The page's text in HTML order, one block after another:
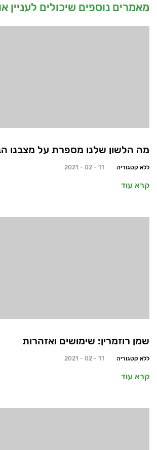
מאמרים נוספים שיכולים לעניין
מה הלשון שלנו מספרת על מצבנו
ללא קטגוריה 11 - 02 - 2021
קרא עוד
שמן רוזמרין: שימושים ואזהרות
ללא קטגוריה 11 - 02 - 2021
קרא עוד